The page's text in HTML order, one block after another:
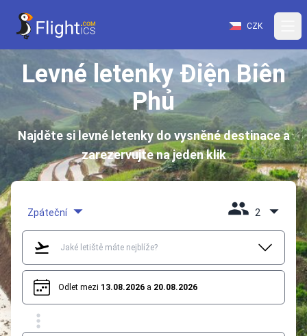
CZK
Levné letenky Điện Biên
Phủ
Najděte si levné letenky do vysněné destinace a
zarezervujte na jeden klik
Zpáteční 2
Odlet mezi 13.08.2026 a 20.08.2026